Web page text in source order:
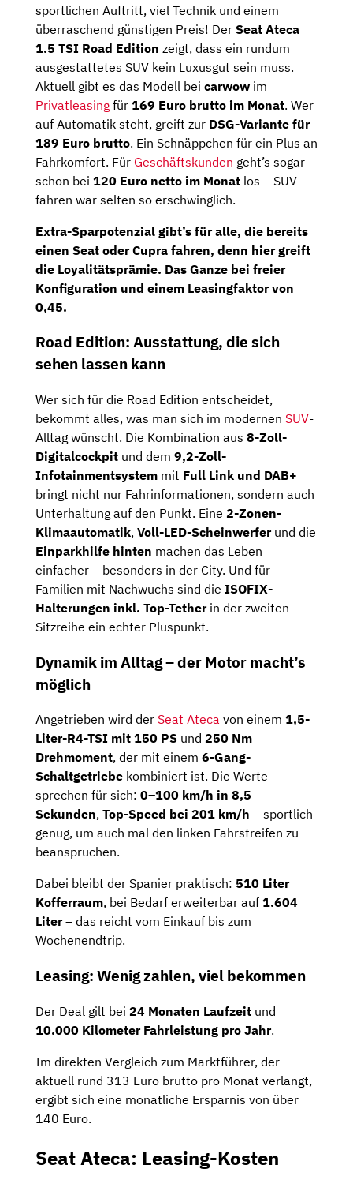
sportlichen Auftritt, viel Technik und einem
überraschend günstigen Preis! Der Seat Ateca
1.5 TSI Road Edition zeigt, dass ein rundum
ausgestattetes SUV kein Luxusgut sein muss.
Aktuell gibt es das Modell bei carwow im
Privatleasing für 169 Euro brutto im Monat. Wer
auf Automatik steht, greift zur DSG-Variante für
189 Euro brutto. Ein Schnäppchen für ein Plus an
Fahrkomfort. Für Geschäftskunden geht’s sogar
schon bei 120 Euro netto im Monat los – SUV
fahren war selten so erschwinglich.
Extra-Sparpotenzial gibt’s für alle, die bereits
einen Seat oder Cupra fahren, denn hier greift
die Loyalitätsprämie. Das Ganze bei freier
Konfiguration und einem Leasingfaktor von
0,45.
Road Edition: Ausstattung, die sich
sehen lassen kann
Wer sich für die Road Edition entscheidet,
bekommt alles, was man sich im modernen SUV-
Alltag wünscht. Die Kombination aus 8-Zoll-
Digitalcockpit und dem 9,2-Zoll-
Infotainmentsystem mit Full Link und DAB+
bringt nicht nur Fahrinformationen, sondern auch
Unterhaltung auf den Punkt. Eine 2-Zonen-
Klimaautomatik, Voll-LED-Scheinwerferund die
Einparkhilfe hinten machen das Leben
einfacher – besonders in der City. Und für
Familien mit Nachwuchs sind die ISOFIX-
Halterungen inkl. Top-Tetherin der zweiten
Sitzreihe ein echter Pluspunkt.
Dynamik im Alltag – der Motor macht’s
möglich
Angetrieben wird der Seat Ateca von einem 1,5-
Liter-R4-TSI mit 150 PS und 250 Nm
Drehmoment, der mit einem 6-Gang-
Schaltgetriebe kombiniert ist. Die Werte
sprechen für sich: 0–100 km/h in 8,5
Sekunden, Top-Speed bei 201 km/h – sportlich
genug, um auch mal den linken Fahrstreifen zu
beanspruchen.
Dabei bleibt der Spanier praktisch: 510 Liter
Kofferraum, bei Bedarf erweiterbar auf 1.604
Liter– das reicht vom Einkauf bis zum
Wochenendtrip.
Leasing: Wenig zahlen, viel bekommen
Der Deal gilt bei 24 Monaten Laufzeit und
10.000 Kilometer Fahrleistung pro Jahr.
Im direkten Vergleich zum Marktführer, der
aktuell rund 313 Euro brutto pro Monat verlangt,
ergibt sich eine monatliche Ersparnis von über
140 Euro.
Seat Ateca: Leasing-Kosten